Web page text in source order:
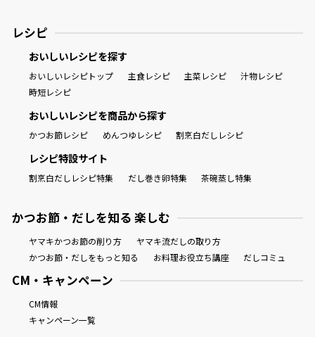
レシピ
おいしいレシピを探す
おいしいレシピトップ 主食レシピ 主菜レシピ
汁物レシピ
時短レシピ
おいしいレシピを商品から探す
かつお節レシピ めんつゆレシピ 割烹白だしレシピ
レシピ特設サイト
割烹白だしレシピ特集 だし巻き卵特集 茶碗蒸し特集
かつお節・だしを知る 楽しむ
ヤマキかつお節の削り方
ヤマキ流だしの取り方
かつお節・だしをもっと知る
お料理お役立ち講座 だしコミュ
CM・キャンペーン
CM情報
キャンペーン一覧